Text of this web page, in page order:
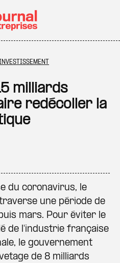
milliards
redécoller la
du coronavirus, le
une période de
mars. Pour éviter le
de l'industrie française
le gouvernement
de 8 milliards